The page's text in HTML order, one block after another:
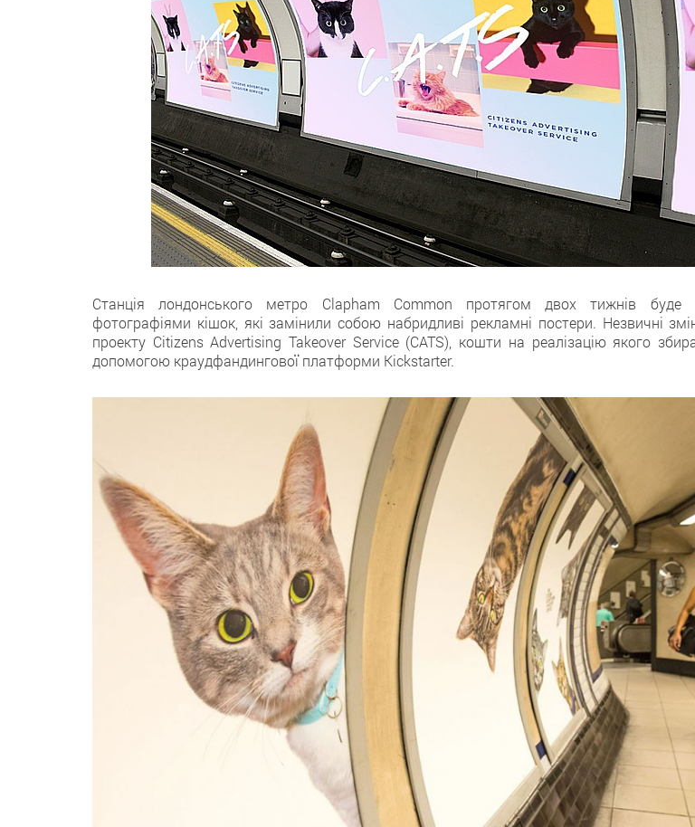
Станція лондонського метро Clapham Common протягом двох тижнів буде
фотографіями кішок, які замінили собою набридливі рекламні постери. Незвичні
проекту Citizens Advertising Takeover Service (CATS), кошти на реалізацію якого
допомогою краудфандингової платформи Kickstarter.